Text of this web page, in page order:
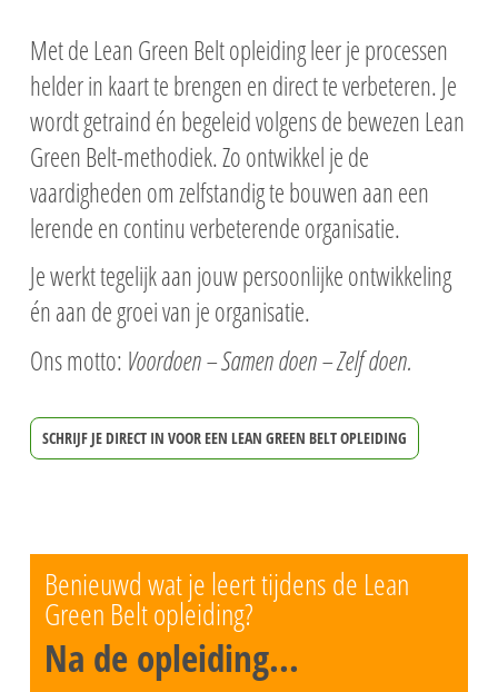
Met de Lean Green Belt opleiding leer je processen
helder in kaart te brengen en direct te verbeteren. Je
wordt getraind én begeleid volgens de bewezen Lean
Green Belt-methodiek. Zo ontwikkel je de
vaardigheden om zelfstandig te bouwen aan een
lerende en continu verbeterende organisatie.
Je werkt tegelijk aan jouw persoonlijke ontwikkeling
én aan de groei van je organisatie.
Ons motto: Voordoen – Samen doen – Zelf doen.
SCHRIJF JE DIRECT IN VOOR EEN LEAN GREEN BELT OPLEIDING
Benieuwd wat je leert tijdens de Lean
Green Belt opleiding?
Na de opleiding...